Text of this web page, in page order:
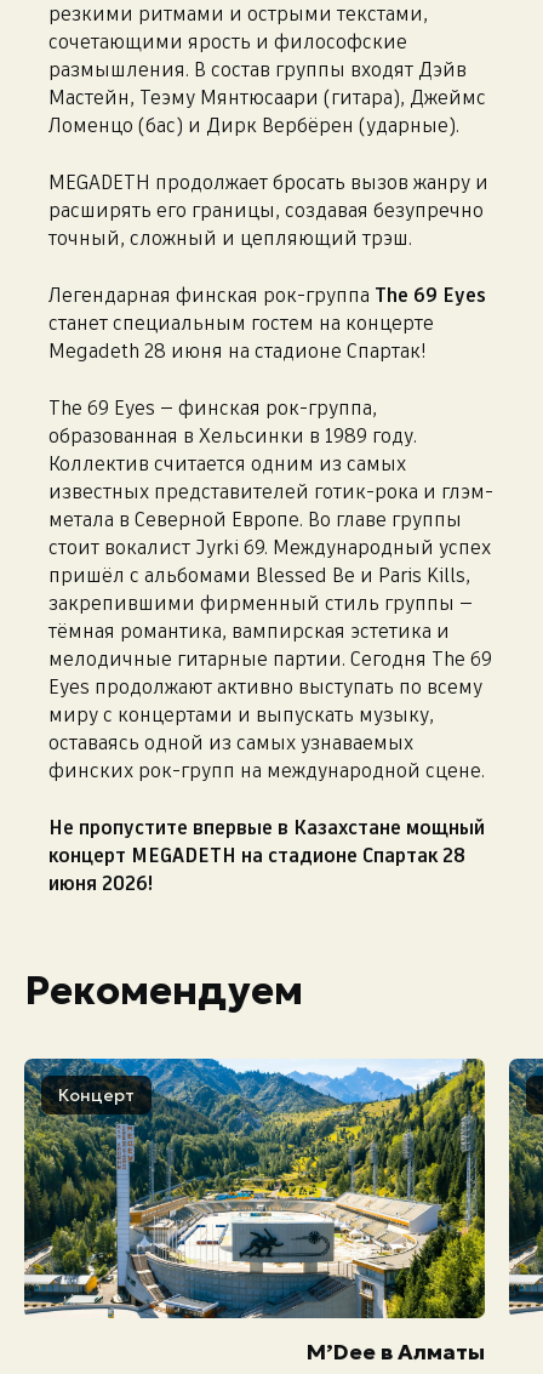
резкими ритмами и острыми текстами,
сочетающими ярость и философские
размышления. В состав группы входят Дэйв
Мастейн, Теэму Мянтюсаари (гитара), Джеймс
Ломенцо (бас) и Дирк Вербёрен (ударные).
MEGADETH продолжает бросать вызов жанру и
расширять его границы, создавая безупречно
точный, сложный и цепляющий трэш.
Легендарная финская рок-группа
The 69 Eyes
станет специальным гостем на концерте
Megadeth 28 июня на стадионе Спартак!
The 69 Eyes — финская рок-группа,
образованная в Хельсинки в 1989 году.
Коллектив считается одним из самых
известных представителей готик-рока и глэм-
метала в Северной Европе. Во главе группы
стоит вокалист Jyrki 69. Международный успех
пришёл с альбомами Blessed Be и Paris Kills,
закрепившими фирменный стиль группы —
тёмная романтика, вампирская эстетика и
мелодичные гитарные партии. Сегодня The 69
Eyes продолжают активно выступать по всему
миру с концертами и выпускать музыку,
оставаясь одной из самых узнаваемых
финских рок-групп на международной сцене.
Не пропустите впервые в Казахстане мощный
концерт MEGADETH на стадионе Спартак 28
июня 2026!
Рекомендуем
Концерт
M’Dee в Алматы